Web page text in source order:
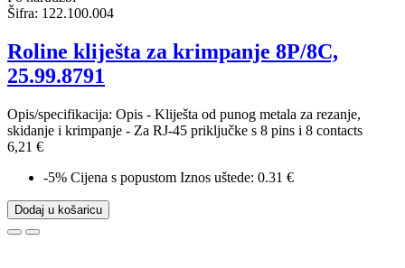
Šifra: 122.100.004
Roline kliješta za krimpanje 8P/8C,
25.99.8791
Opis/specifikacija: Opis - Kliješta od punog metala za rezanje,
skidanje i krimpanje - Za RJ-45 priključke s 8 pins i 8 contacts
6,21 €
-5% Cijena s popustom Iznos uštede: 0.31 €
Dodaj u košaricu